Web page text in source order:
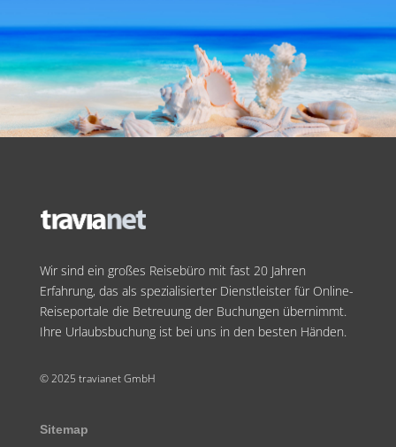
Wir sind ein großes Reisebüro mit fast 20 Jahren
Erfahrung, das als spezialisierter Dienstleister für Online-
Reiseportale die Betreuung der Buchungen übernimmt.
Ihre Urlaubsbuchung ist bei uns in den besten Händen.
© 2025 travianet GmbH
Sitemap